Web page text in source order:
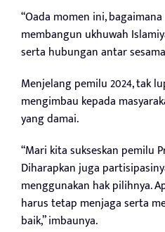
“Oada momen ini,
membangun ukhuwah
serta hubungan antar
Menjelang pemilu 2024, tak
mengimbau kepada
yang damai.
“Mari kita sukseskan pemilu
Diharapkan juga
menggunakan hak pilihnya.
harus tetap menjaga serta
baik,” imbaunya.